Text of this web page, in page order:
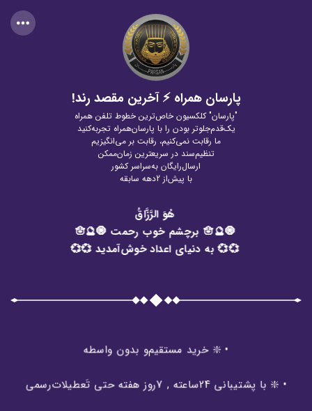
پارسان همراه ⚡ آخرین مقصد رند!
"پارسان" کلکسیون خاص‌ترین خطوط تلفن همراه
یک‌قدم‌جلوتر بودن را با پارسان‌همراه تجربه‌کنید
ما رقابت نمی‌کنیم، رقابت بر می‌انگیزیم
تنظیم‌سند در سریعترین زمان‌ممکن
ارسال‌رایگان به‌سراسر کشور
با پیش‌از 2دهه سابقه
هُوَ الرَّزَّاقُ
🧿🔮🪬 برچشم خوب رحمت 🧿🔮🪬
💞💞 به دنیای اعداد خوش‌آمدید 💞💞
• ❇️ خرید مستقیم‌و بدون واسطه
• ❇️ با پشتیبانی 24ساعته , 7روز هفته حتی تَعطیلات‌رسمی